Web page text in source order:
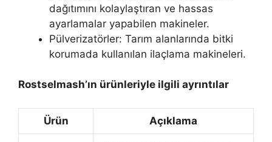
dağıtımını kolaylaştıran ve hassas
ayarlamalar yapabilen makineler.
Pülverizatörler: Tarım alanlarında bitki
korumada kullanılan ilaçlama makineleri.
Rostselmash’ın ürünleriyle ilgili ayrıntılar
Ürün Açıklama